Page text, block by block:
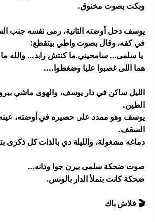
وبكت بصوت مخنوق.
يوسف دخل أوضته التانية، رمى نفسه جنب
في كفه، وقال بصوت واطي بيتقطع:
يا سلمى… سامحيني.ما كنتش رايد… والله
هما اللى غصبوا عليا وضغطوا....
الليل ساكن في دار يوسف، والهوى ماشي
الطين.
يوسف وهو ممدد على حصيره في أوضته،
السقف.
دماغه مشغولة، والليلة دي بالذات كل ذكرى
صوت ضحكة سلمى بيرن جوا ودانه…
ضحكة كانت بتملأ الدار بالونس.
🎬 فلاش باك